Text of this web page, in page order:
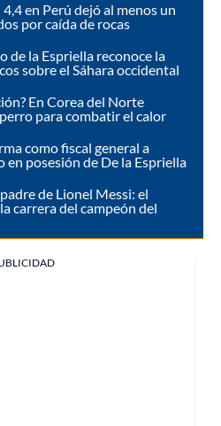
en Perú dejó al menos un
por caída de rocas
de la Espriella reconoce la
sobre el Sáhara occidental
En Corea del Norte
para combatir el calor
como fiscal general a
en posesión de De la Espriella
de Lionel Messi: el
carrera del campeón del